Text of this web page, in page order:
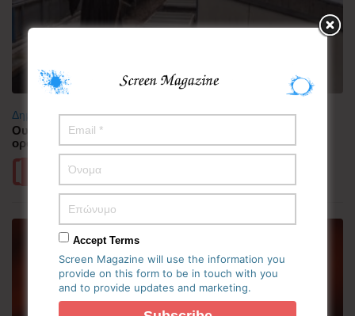
Δημοφιλή
Ουαλία: Άνδρας ντυμένος «Χάρος» σκαρφάλωσε στην
οροφή νοσοκομείου και προκάλεσε πανικό
Περισσότερα
Accept Terms
Screen Magazine will use the information you
provide on this form to be in touch with you
and to provide updates and marketing.